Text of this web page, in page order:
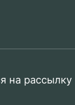
на рассылку